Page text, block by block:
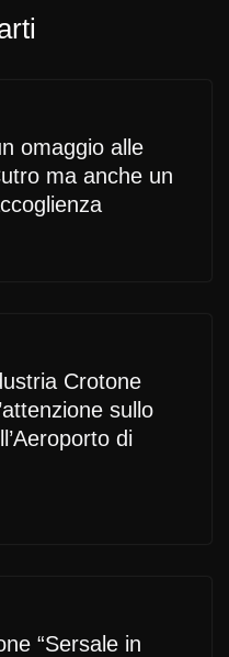
omaggio alle
ma anche un
Crotone
sullo
di
“Sersale in